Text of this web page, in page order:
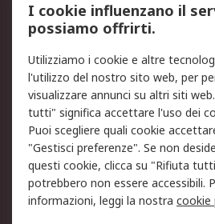
Legale
Informativa Cookie
Email Security
Condizioni di vendita
Etica e responsabilità
Chi Siamo
I cookie influenzano il
possiamo offrirti.
Utilizziamo i cookie e altre
l'utilizzo del nostro sito web, per
visualizzare annunci su altri siti
tutti" significa accettare l'uso dei
Puoi scegliere quali cookie
"Gestisci preferenze". Se non
questi cookie, clicca su "Rifiuta
potrebbero non essere accessibili.
informazioni, leggi la nostra cookie